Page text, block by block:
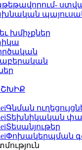
խմիչքներ
Գնման
Տեխնիկական
Տեսանյութեր
Փոխակերպման